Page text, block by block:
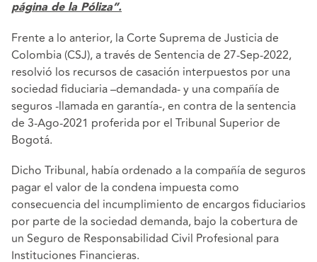
página de la Póliza”.
Frente a lo anterior, la Corte Suprema de Justicia de
Colombia (CSJ), a través de Sentencia de 27-Sep-2022,
resolvió los recursos de casación interpuestos por una
sociedad fiduciaria –demandada- y una compañía de
seguros -llamada en garantía-, en contra de la sentencia
de 3-Ago-2021 proferida por el Tribunal Superior de
Bogotá.
Dicho Tribunal, había ordenado a la compañía de seguros
pagar el valor de la condena impuesta como
consecuencia del incumplimiento de encargos fiduciarios
por parte de la sociedad demanda, bajo la cobertura de
un Seguro de Responsabilidad Civil Profesional para
Instituciones Financieras.